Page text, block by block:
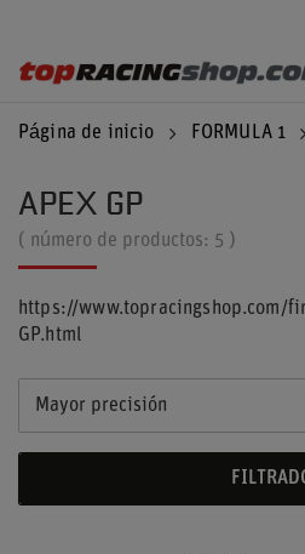
Página de inicio FORMULA 1
APEX GP
( número de productos: 5 )
https://www.topracingshop.com/
GP.html
Mayor precisión